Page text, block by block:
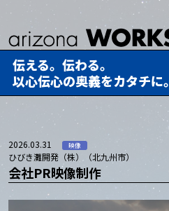
伝える。伝わる。
以心伝心の奥義をカタチに。
2026.03.31 映像
ひびき灘開発（株）（北九州市）
会社PR映像制作